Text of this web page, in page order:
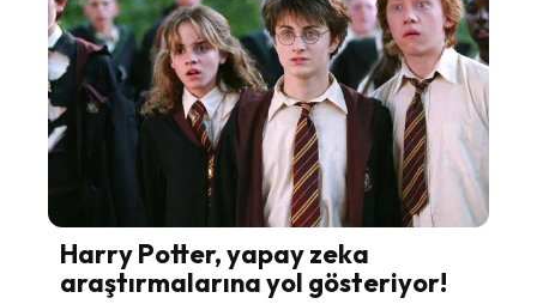
Harry Potter, yapay zeka
araştırmalarına yol gösteriyor!